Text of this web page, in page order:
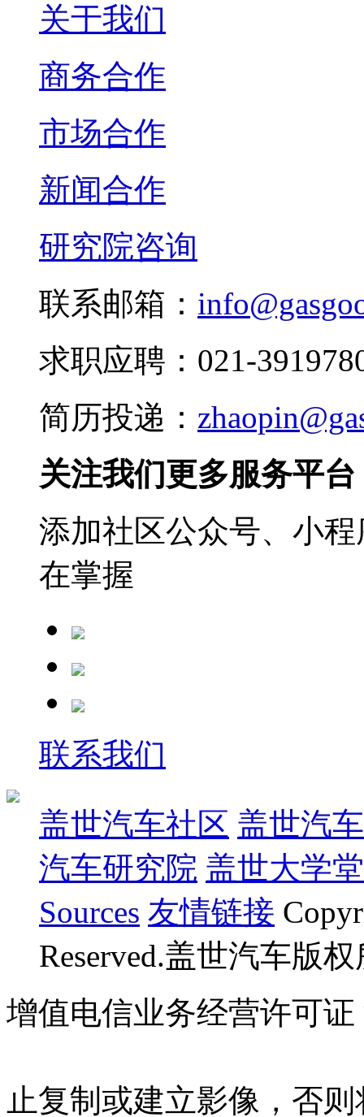
关于我们
商务合作
市场合作
新闻合作
研究院咨询
联系邮箱：
求职应聘：021-
简历投递：
关注我们更多服务平台
添加社区公众号、小
在掌握
联系我们
盖世汽车社区 盖世汽
汽车研究院 盖世大学堂
Sources 友情链接
Reserved.盖世汽车版
增值电信业务经营许可证
止复制或建立影像，否